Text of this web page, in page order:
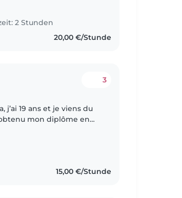
2 Stunden
20,00 €/Stunde
3
15,00 €/Stunde